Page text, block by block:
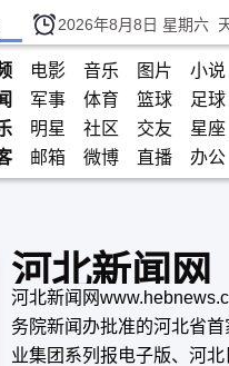
2026年8月8日 星期六
电影 音乐 图片 小说
军事 体育 篮球 足球
明星 社区 交友 星座
邮箱 微博 直播 办公
河北新闻网
河北新闻网
务院新闻办批准的河北省
业集团系列报电子版、河